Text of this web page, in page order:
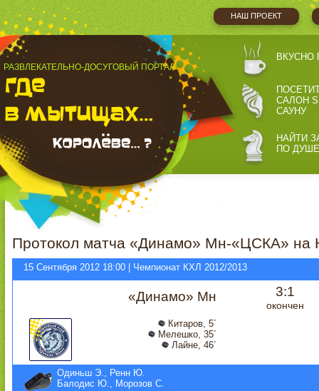
НАШ ПРОЕКТ
РАЗВЛЕКАТЕЛЬНО-ДОСУГОВЫЙ ПОРТАЛ
ВКУСНО
САЛОН
САУНУ
НАЙТИ
ПО ДУШЕ
Протокол матча «Динамо» Мн-«ЦСКА» на
15 Сентября 2012 18:00 | Чемпионат КХЛ 2012/2013
«Динамо» Мн 3:1
окончен
Китаров, 5´
Мелешко, 35´
Лайне, 46´
Одиньш Э., Ренн Ю.
Балодис Ю., Морозов С.